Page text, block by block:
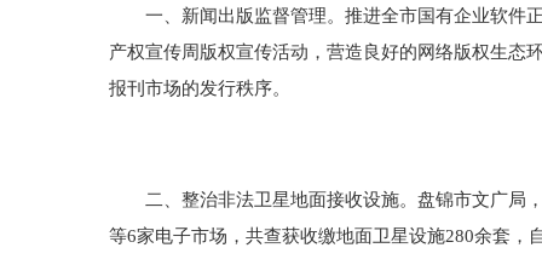
一、新闻出版监督管理。推进全市国有企业软件正
产权宣传周版权宣传活动，营造良好的网络版权生态
报刊市场的发行秩序。
二、整治非法卫星地面接收设施。盘锦市文广局，
等6家电子市场，共查获收缴地面卫星设施280余套，